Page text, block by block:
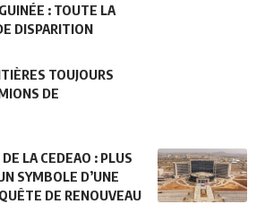
: TOUTE LA
DISPARITION
TOUJOURS
DE
LA CEDEAO : PLUS
SYMBOLE D’UNE
DE RENOUVEAU